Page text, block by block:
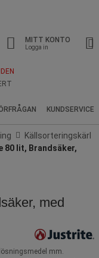
MITT KONTO
Logga in
KUNDSERVICE
Källsorteringskärl
80 lit, Brandsäker,
med
mm.